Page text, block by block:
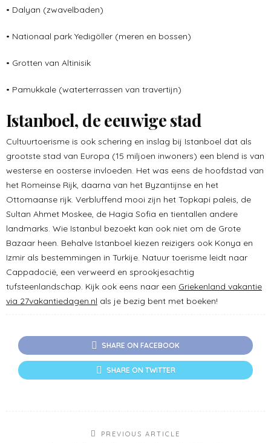
• Dalyan (zwavelbaden)
• Nationaal park Yedigöller (meren en bossen)
• Grotten van Altinisik
• Pamukkale (waterterrassen van travertijn)
Istanboel, de eeuwige stad
Cultuurtoerisme is ook schering en inslag bij Istanboel dat als
grootste stad van Europa (15 miljoen inwoners) een blend is van
westerse en oosterse invloeden. Het was eens de hoofdstad van
het Romeinse Rijk, daarna van het Byzantijnse en het
Ottomaanse rijk. Verbluffend mooi zijn het Topkapi paleis, de
Sultan Ahmet Moskee, de Hagia Sofia en tientallen andere
landmarks. Wie Istanbul bezoekt kan ook niet om de Grote
Bazaar heen. Behalve Istanboel kiezen reizigers ook Konya en
Izmir als bestemmingen in Turkije. Natuur toerisme leidt naar
Cappadocië, een verweerd en sprookjesachtig
tufsteenlandschap. Kijk ook eens naar een Griekenland vakantie
via 27vakantiedagen.nl als je bezig bent met boeken!
SHARE ON FACEBOOK
SHARE ON TWITTER
PREVIOUS ARTICLE